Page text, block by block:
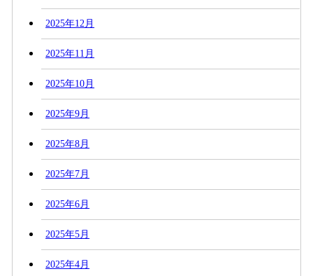
2025年12月
2025年11月
2025年10月
2025年9月
2025年8月
2025年7月
2025年6月
2025年5月
2025年4月